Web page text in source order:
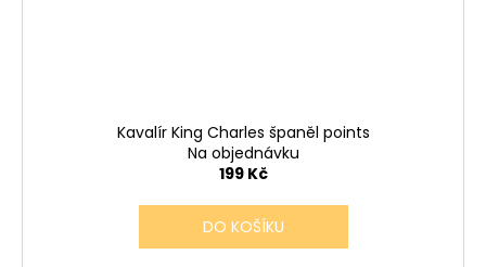
Kavalír King Charles španěl points
Na objednávku
199 Kč
DO KOŠÍKU